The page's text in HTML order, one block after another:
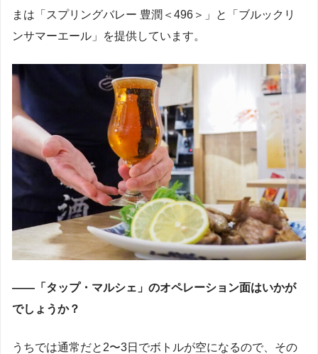
まは「スプリングバレー 豊潤＜496＞」と「ブルックリ
ンサマーエール」を提供しています。
――「タップ・マルシェ」のオペレーション面はいかが
でしょうか？
うちでは通常だと2〜3日でボトルが空になるので、その